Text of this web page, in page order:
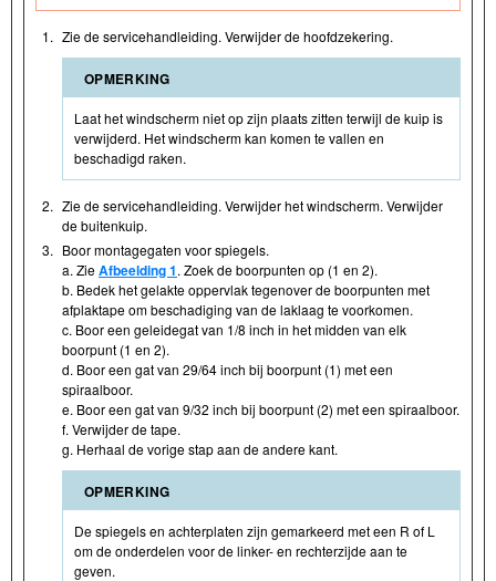
1. Zie de servicehandleiding. Verwijder de hoofdzekering.
OPMERKING
Laat het windscherm niet op zijn plaats zitten terwijl de kuip is
verwijderd. Het windscherm kan komen te vallen en
beschadigd raken.
2. Zie de servicehandleiding. Verwijder het windscherm. Verwijder
de buitenkuip.
3. Boor montagegaten voor spiegels.
a. ZieAfbeelding 1. Zoek de boorpunten op (1 en 2).
b. Bedek het gelakte oppervlak tegenover de boorpunten met
afplaktape om beschadiging van de laklaag te voorkomen.
c. Boor een geleidegat van 1/8 inch in het midden van elk
boorpunt (1 en 2).
d. Boor een gat van 29/64 inch bij boorpunt (1) met een
spiraalboor.
e. Boor een gat van 9/32 inch bij boorpunt (2) met een spiraalboor.
f. Verwijder de tape.
g. Herhaal de vorige stap aan de andere kant.
OPMERKING
De spiegels en achterplaten zijn gemarkeerd met een R of L
om de onderdelen voor de linker- en rechterzijde aan te
geven.